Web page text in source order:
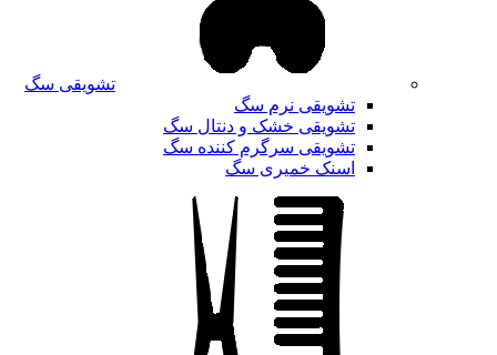
تشویقی سگ
تشویقی نرم سگ
تشویقی خشک و دنتال سگ
تشویقی سرگرم کننده سگ
اسنک خمیری سگ